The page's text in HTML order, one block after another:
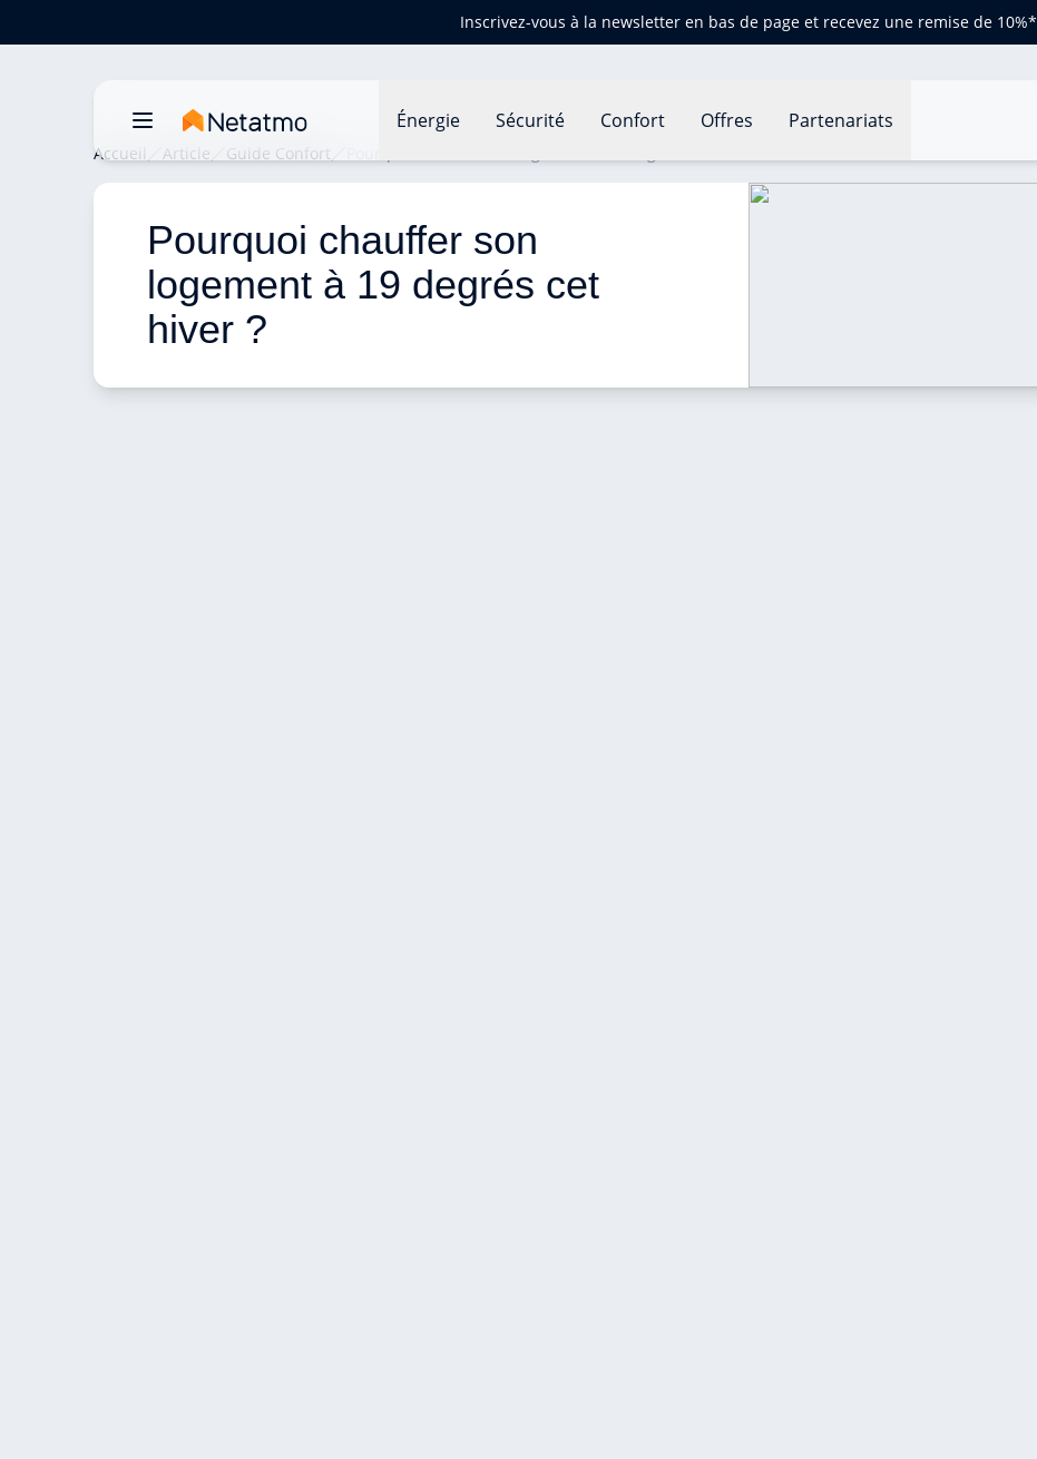
Inscrivez-vous à la newsletter en bas de page et recevez une remise de 10%*
Énergie Sécurité Confort Offres Partenariats
Accueil Article Guide Confort
Pourquoi chauffer son
logement à 19 degrés cet
hiver ?